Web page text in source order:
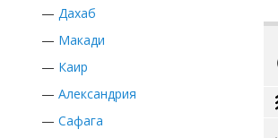
— Дахаб
— Макади
— Каир
— Александрия
— Сафага